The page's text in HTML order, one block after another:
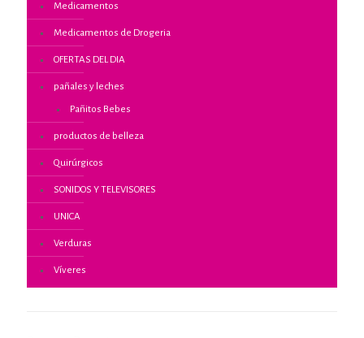
Medicamentos
Medicamentos de Drogeria
OFERTAS DEL DIA
pañales y leches
Pañitos Bebes
productos de belleza
Quirúrgicos
SONIDOS Y TELEVISORES
UNICA
Verduras
Víveres